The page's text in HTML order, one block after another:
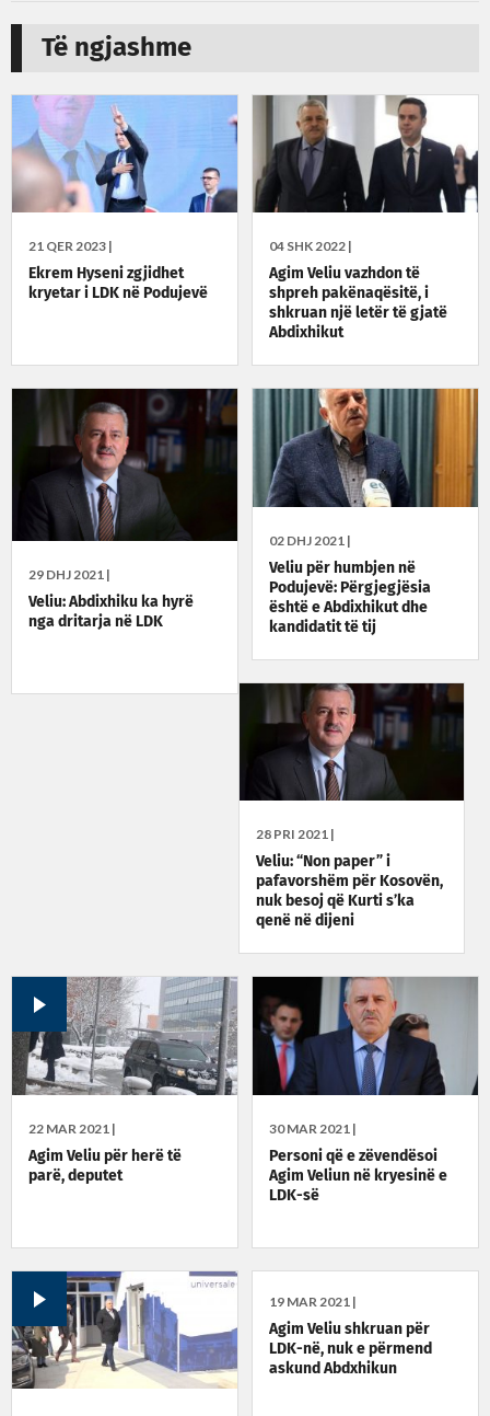
Të ngjashme
21 QER 2023 |
Ekrem Hyseni zgjidhet
kryetar i LDK në Podujevë
04 SHK 2022 |
Agim Veliu vazhdon të
shpreh pakënaqësitë, i
shkruan një letër të gjatë
Abdixhikut
29 DHJ 2021 |
Veliu: Abdixhiku ka hyrë
nga dritarja në LDK
02 DHJ 2021 |
Veliu për humbjen në
Podujevë: Përgjegjësia
është e Abdixhikut dhe
kandidatit të tij
28 PRI 2021 |
Veliu: “Non paper” i
pafavorshëm për Kosovën,
nuk besoj që Kurti s’ka
qenë në dijeni
30 MAR 2021 |
Personi që e zëvendësoi
Agim Veliun në kryesinë e
LDK-së
22 MAR 2021 |
Agim Veliu për herë të
parë, deputet
19 MAR 2021 |
Agim Veliu shkruan për
LDK-në, nuk e përmend
askund Abdxhikun